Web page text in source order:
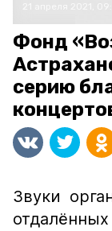
Фонд
серию
Звуки